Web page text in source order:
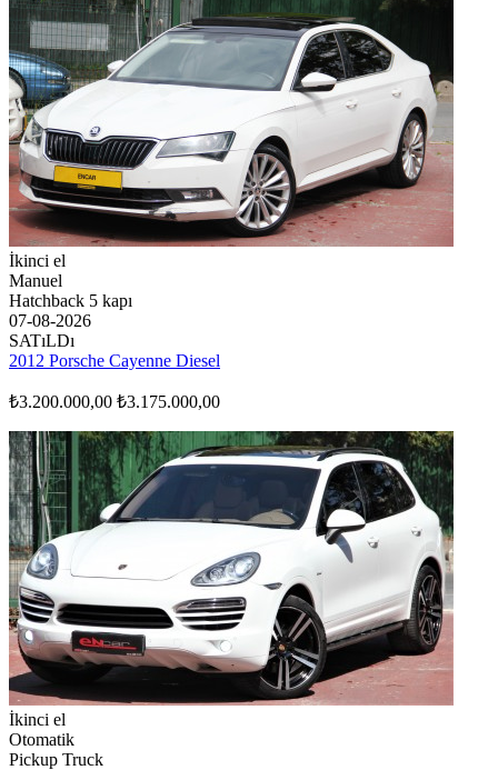
İkinci el
Manuel
Hatchback 5 kapı
07-08-2026
SATıLDı
2012 Porsche Cayenne Diesel
₺3.200.000,00 ₺3.175.000,00
İkinci el
Otomatik
Pickup Truck